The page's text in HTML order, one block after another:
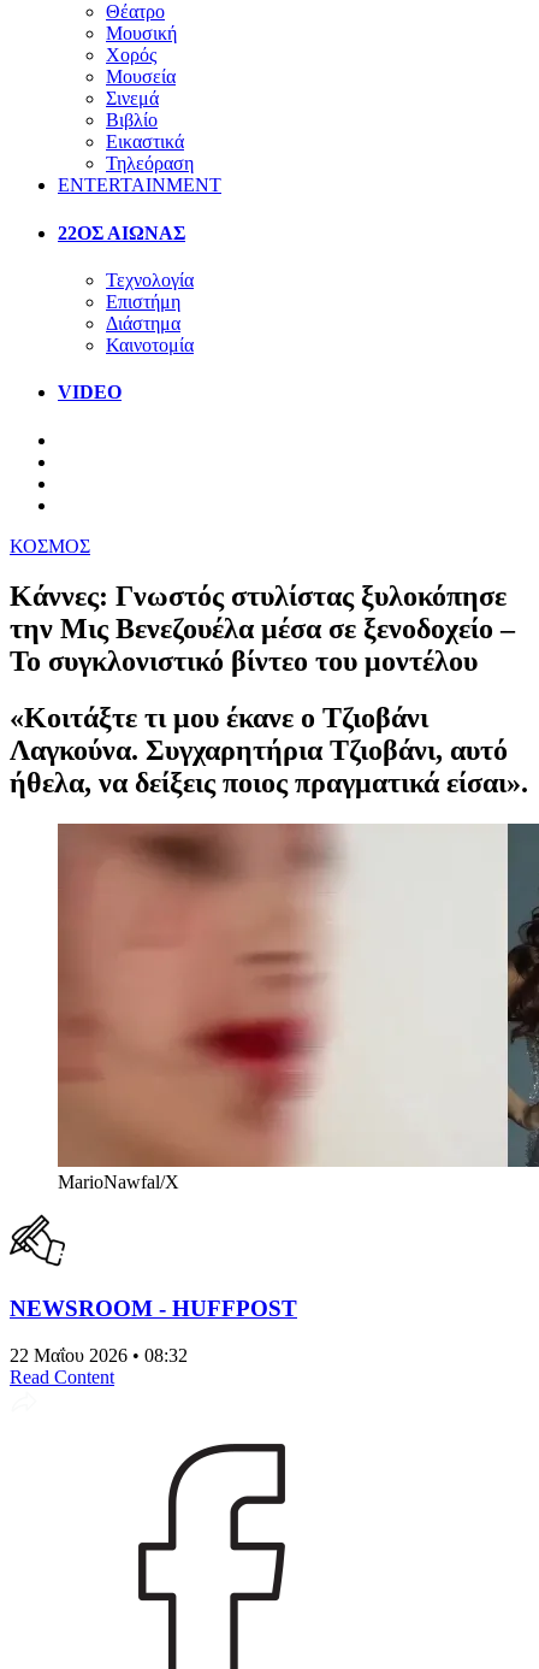
Θέατρο
Μουσική
Χορός
Μουσεία
Σινεμά
Βιβλίο
Εικαστικά
Τηλεόραση
ENTERTAINMENT
22ΟΣ ΑΙΩΝΑΣ
Τεχνολογία
Επιστήμη
Διάστημα
Καινοτομία
VIDEO
ΚΟΣΜΟΣ
Κάννες: Γνωστός στυλίστας ξυλοκόπησε
την Μις Βενεζουέλα μέσα σε ξενοδοχείο –
Το συγκλονιστικό βίντεο του μοντέλου
«Κοιτάξτε τι μου έκανε ο Τζιοβάνι
Λαγκούνα. Συγχαρητήρια Τζιοβάνι, αυτό
ήθελα, να δείξεις ποιος πραγματικά είσαι».
MarioNawfal/X
NEWSROOM - HUFFPOST
22 Μαΐου 2026 • 08:32
Read Content